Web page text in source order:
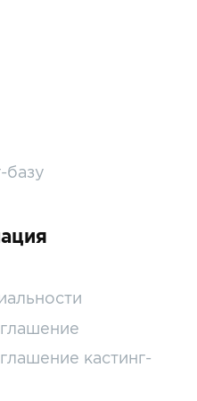
базу
кастинг-